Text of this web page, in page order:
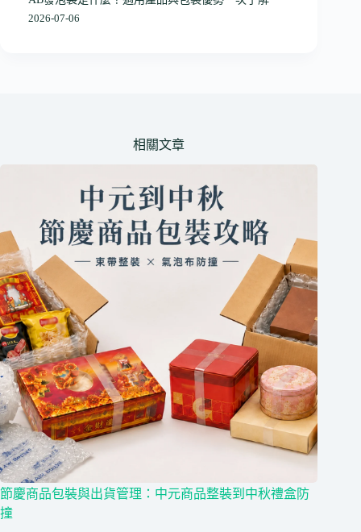
2026-07-06
相關文章
節慶商品包裝與出貨管理：中元商品整裝到中秋禮盒防
撞